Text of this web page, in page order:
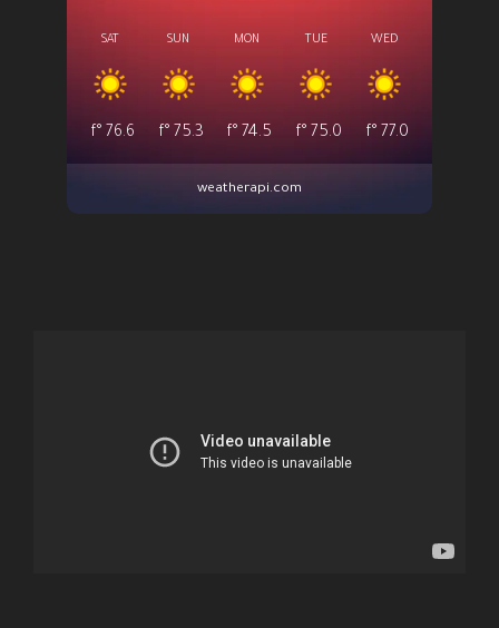
SAT
76.6
°f
SUN
75.3
°f
MON
74.5
°f
TUE
75.0
°f
WED
77.0
°f
weatherapi.com